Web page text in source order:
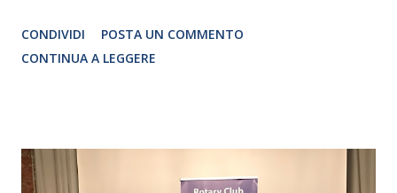
CRISTINA PEZZOLI
CONDIVIDI
POSTA UN COMMENTO
CONTINUA A LEGGERE